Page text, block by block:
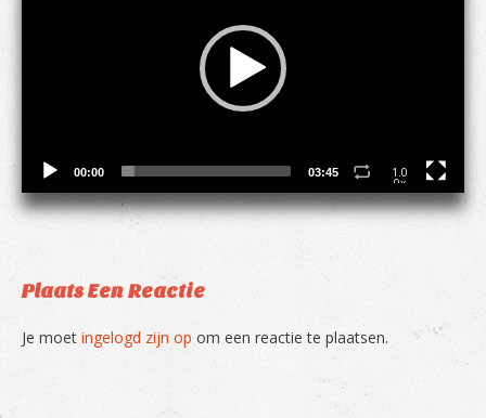
00:00 03:45 1.0
0x
Plaats Een Reactie
Je moet ingelogd zijn op om een reactie te plaatsen.